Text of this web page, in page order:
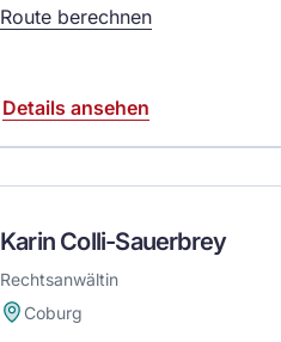
Route berechnen
Details ansehen
Karin Colli-Sauerbrey
Rechtsanwältin
Coburg